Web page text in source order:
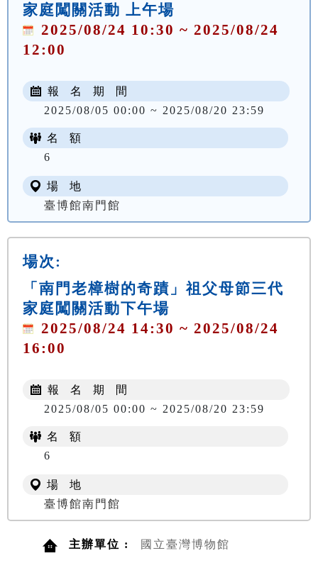
家庭闖關活動 上午場
2025/08/24 10:30 ~ 2025/08/24
12:00
報 名 期 間
2025/08/05 00:00 ~ 2025/08/20 23:59
名 額
6
場 地
臺博館南門館
場次:
「南門老樟樹的奇蹟」祖父母節三代
家庭闖關活動下午場
2025/08/24 14:30 ~ 2025/08/24
16:00
報 名 期 間
2025/08/05 00:00 ~ 2025/08/20 23:59
名 額
6
場 地
臺博館南門館
主辦單位 : 國立臺灣博物館